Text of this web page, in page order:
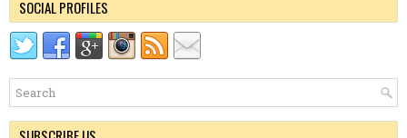
SOCIAL PROFILES